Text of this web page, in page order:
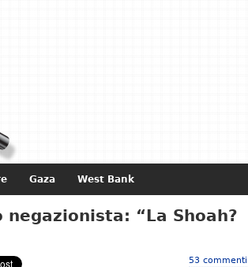
Gaza West Bank
“La Shoah?
53 commenti